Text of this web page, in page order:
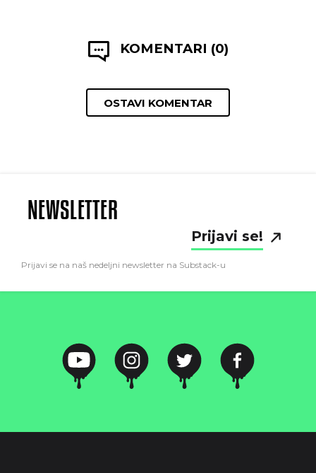
KOMENTARI (0)
OSTAVI KOMENTAR
NEWSLETTER
Prijavi se!
Prijavi se na naš nedeljni newsletter na Substack-u